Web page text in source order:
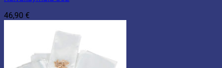
46,90 €